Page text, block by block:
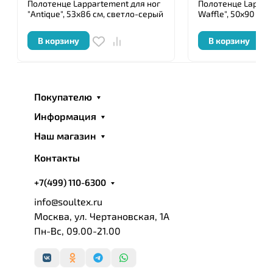
Полотенце Lappartement для ног
"Antique", 53x86 см, светло-серый
В корзину
Полотенце
Waffle", 50x90 см,
В корзину
Покупателю
Информация
Наш магазин
Контакты
+7(499) 110-6300
info@soultex.ru
Москва, ул. Чертановская, 1А
Пн-Вс, 09.00-21.00